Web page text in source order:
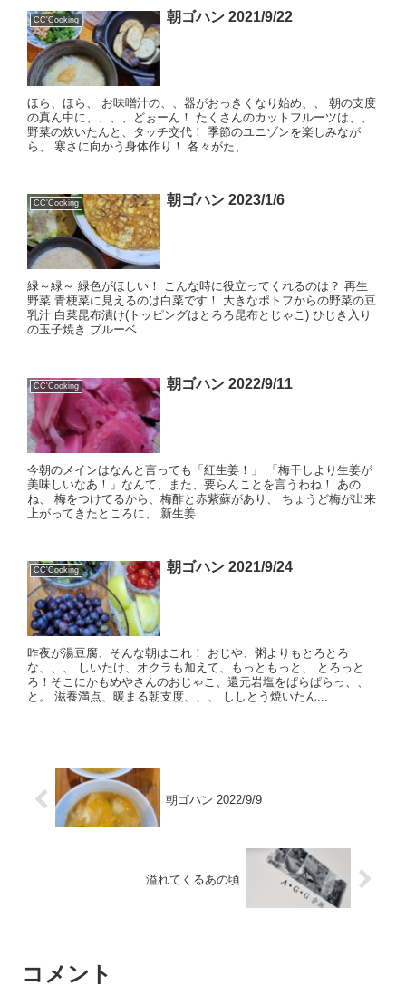
CC'Cooking 朝ゴハン 2021/9/22
ほら、ほら、 お味噌汁の、、器がおっきくなり始め、、 朝の支度
の真ん中に、、、、どぉーん！ たくさんのカットフルーツは、、
野菜の炊いたんと、タッチ交代！ 季節のユニゾンを楽しみなが
ら、 寒さに向かう身体作り！ 各々がた、...
CC'Cooking 朝ゴハン 2023/1/6
緑～緑～ 緑色がほしい！ こんな時に役立ってくれるのは？ 再生
野菜 青梗菜に見えるのは白菜です！ 大きなポトフからの野菜の豆
乳汁 白菜昆布漬け(トッピングはとろろ昆布とじゃこ) ひじき入り
の玉子焼き ブルーベ...
CC'Cooking 朝ゴハン 2022/9/11
今朝のメインはなんと言っても「紅生姜！」 「梅干しより生姜が
美味しいなあ！」なんて、また、要らんことを言うわね！ あの
ね、 梅をつけてるから、梅酢と赤紫蘇があり、 ちょうど梅が出来
上がってきたところに、 新生姜...
CC'Cooking 朝ゴハン 2021/9/24
昨夜が湯豆腐、そんな朝はこれ！ おじや、粥よりもとろとろ
な、、、 しいたけ、オクラも加えて、もっともっと、 とろっと
ろ！そこにかもめやさんのおじゃこ、還元岩塩をぱらぱらっ、、
と。 滋養満点、暖まる朝支度、、、 ししとう焼いたん...
朝ゴハン 2022/9/9
溢れてくるあの頃
コメント